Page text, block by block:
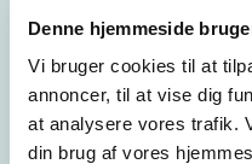
Denne hjemmeside
Vi bruger cookies til at
annoncer, til at vise dig
at analysere vores trafik.
din brug af vores
nadverritualet?
Man kan sige, at det er derfor
spisebord. Alter betyder "det
er alteret hævet lidt. Ellers
på hvilket som helst tidspunkt.